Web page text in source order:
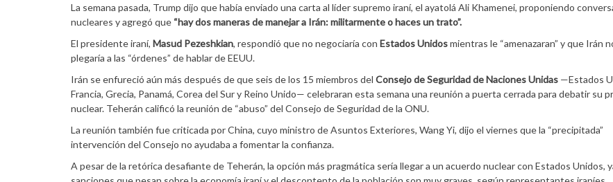
La semana pasada, Trump dijo que había enviado una carta al líder supremo iraní, el ayatolá Ali Khamenei, proponiendo
nucleares y agregó que “hay dos maneras de manejar a Irán: militarmente o haces un trato”.
El presidente iraní, Masud Pezeshkian, respondió que no negociaría con Estados Unidosmientras le “amenazaran” y que Irán
plegaría a las “órdenes” de hablar de EEUU.
Irán se enfureció aún más después de que seis de los 15 miembros del Consejo de Seguridad de Naciones Unidas —Estados
Francia, Grecia, Panamá, Corea del Sur y Reino Unido— celebraran esta semana una reunión a puerta cerrada para debatir su
nuclear. Teherán calificó la reunión de “abuso” del Consejo de Seguridad de la ONU.
La reunión también fue criticada por China, cuyo ministro de Asuntos Exteriores, Wang Yi, dijo el viernes que la “precipitada”
intervención del Consejo no ayudaba a fomentar la confianza.
A pesar de la retórica desafiante de Teherán, la opción más pragmática sería llegar a un acuerdo nuclear con Estados Unidos,